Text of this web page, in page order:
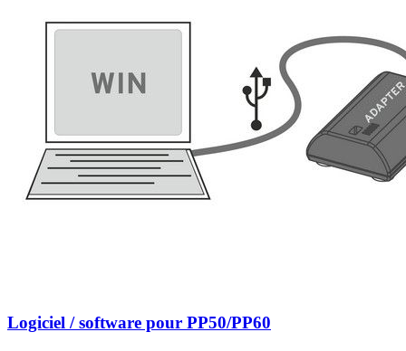
Logiciel / software pour PP50/PP60